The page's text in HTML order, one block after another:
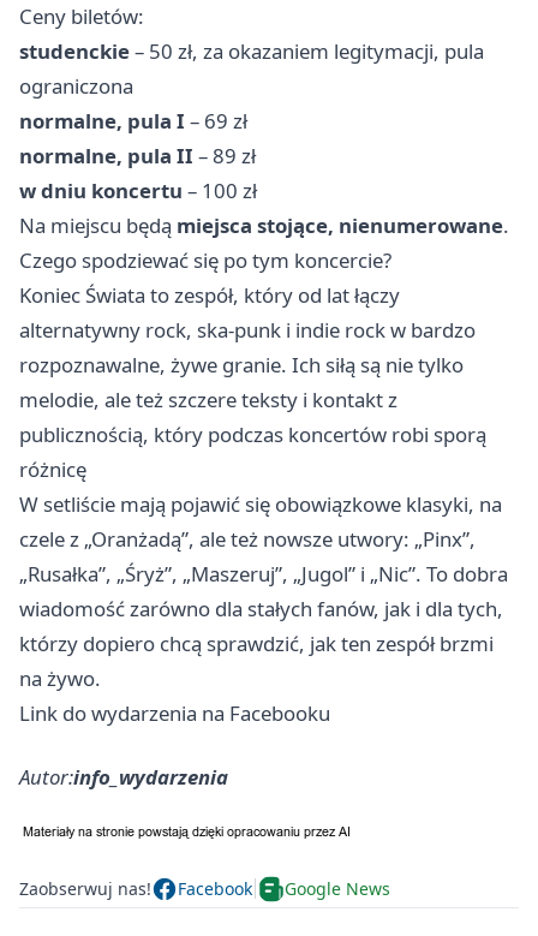
Ceny biletów:
studenckie– 50 zł, za okazaniem legitymacji, pula
ograniczona
normalne, pula I – 69 zł
normalne, pula II – 89 zł
w dniu koncertu – 100 zł
Na miejscu będą miejsca stojące, nienumerowane.
Czego spodziewać się po tym koncercie?
Koniec Świata to zespół, który od lat łączy
alternatywny rock, ska-punk i indie rock w bardzo
rozpoznawalne, żywe granie. Ich siłą są nie tylko
melodie, ale też szczere teksty i kontakt z
publicznością, który podczas koncertów robi sporą
różnicę
W setliście mają pojawić się obowiązkowe klasyki, na
czele z „Oranżadą”, ale też nowsze utwory: „Pinx”,
„Rusałka”, „Śryż”, „Maszeruj”, „Jugol” i „Nic”. To dobra
wiadomość zarówno dla stałych fanów, jak i dla tych,
którzy dopiero chcą sprawdzić, jak ten zespół brzmi
na żywo.
Link do wydarzenia na Facebooku
Autor:info_wydarzenia
Zaobserwuj nas! Facebook Google News